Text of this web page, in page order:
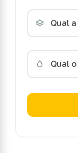
Qual
Qual